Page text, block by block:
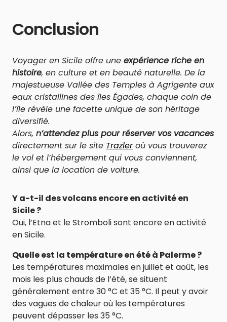
Conclusion
Voyager en Sicile offre une expérience riche en
histoire, en culture et en beauté naturelle. De la
majestueuse Vallée des Temples à Agrigente aux
eaux cristallines des îles Égades, chaque coin de
l’île révèle une facette unique de son héritage
diversifié.
Alors, n’attendez plus pour réserver vos vacances
directement sur le site Trazleroù vous trouverez
le vol et l’hébergement qui vous conviennent,
ainsi que la location de voiture.
Y a-t-il des volcans encore en activité en
Sicile ?
Oui, l’Etna et le Stromboli sont encore en activité
en Sicile.
Quelle est la température en été à Palerme ?
Les températures maximales en juillet et août, les
mois les plus chauds de l’été, se situent
généralement entre 30 °C et 35 °C. Il peut y avoir
des vagues de chaleur où les températures
peuvent dépasser les 35 °C.